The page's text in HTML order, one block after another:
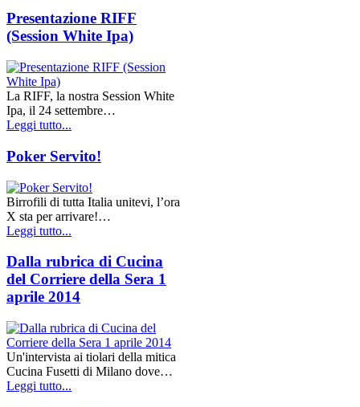
Presentazione RIFF
(Session White Ipa)
La RIFF, la nostra Session White
Ipa, il 24 settembre…
Leggi tutto...
Poker Servito!
Birrofili di tutta Italia unitevi, l’ora
X sta per arrivare!…
Leggi tutto...
Dalla rubrica di Cucina
del Corriere della Sera 1
aprile 2014
Un'intervista ai tiolari della mitica
Cucina Fusetti di Milano dove…
Leggi tutto...